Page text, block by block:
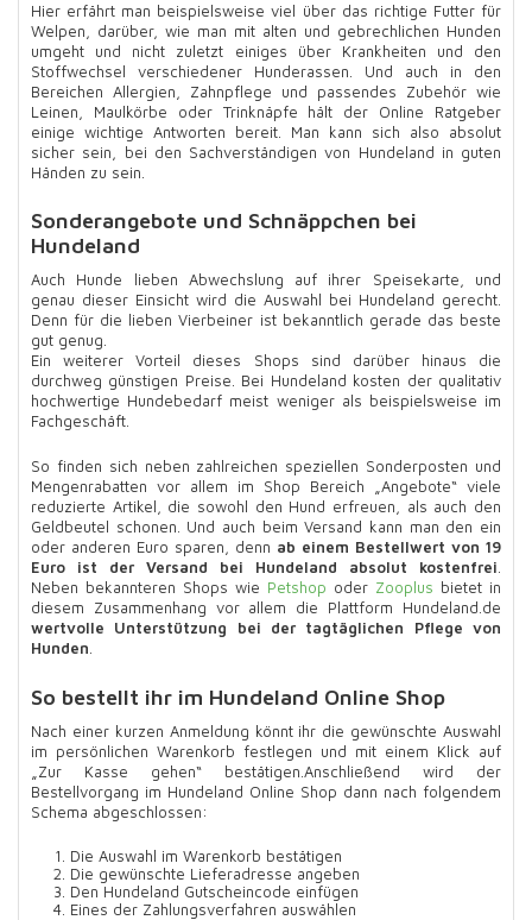
Hier erfährt man beispielsweise viel über das richtige Futter für
Welpen, darüber, wie man mit alten und gebrechlichen Hunden
umgeht und nicht zuletzt einiges über Krankheiten und den
Stoffwechsel verschiedener Hunderassen. Und auch in den
Bereichen Allergien, Zahnpflege und passendes Zubehör wie
Leinen, Maulkörbe oder Trinknäpfe hält der Online Ratgeber
einige wichtige Antworten bereit. Man kann sich also absolut
sicher sein, bei den Sachverständigen von Hundeland in guten
Händen zu sein.
Sonderangebote und Schnäppchen bei
Hundeland
Auch Hunde lieben Abwechslung auf ihrer Speisekarte, und
genau dieser Einsicht wird die Auswahl bei Hundeland gerecht.
Denn für die lieben Vierbeiner ist bekanntlich gerade das beste
gut genug.
Ein weiterer Vorteil dieses Shops sind darüber hinaus die
durchweg günstigen Preise. Bei Hundeland kosten der qualitativ
hochwertige Hundebedarf meist weniger als beispielsweise im
Fachgeschäft.
So finden sich neben zahlreichen speziellen Sonderposten und
Mengenrabatten vor allem im Shop Bereich „Angebote“ viele
reduzierte Artikel, die sowohl den Hund erfreuen, als auch den
Geldbeutel schonen. Und auch beim Versand kann man den ein
oder anderen Euro sparen, denn ab einem Bestellwert von 19
Euro ist der Versand bei Hundeland absolut kostenfrei.
Neben bekannteren Shops wie Petshop oder Zooplus bietet in
diesem Zusammenhang vor allem die Plattform Hundeland.de
wertvolle Unterstützung bei der tagtäglichen Pflege von
Hunden.
So bestellt ihr im Hundeland Online Shop
Nach einer kurzen Anmeldung könnt ihr die gewünschte Auswahl
im persönlichen Warenkorb festlegen und mit einem Klick auf
„Zur Kasse gehen“ bestätigen.Anschließend wird der
Bestellvorgang im Hundeland Online Shop dann nach folgendem
Schema abgeschlossen:
Die Auswahl im Warenkorb bestätigen
Die gewünschte Lieferadresse angeben
Den Hundeland Gutscheincode einfügen
Eines der Zahlungsverfahren auswählen